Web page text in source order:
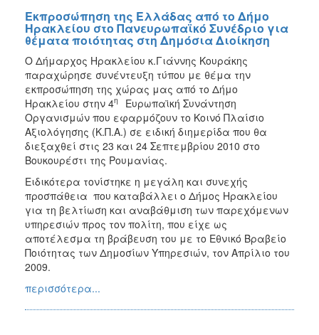
Εκπροσώπηση της Ελλάδας από το Δήμο
Ηρακλείου στο Πανευρωπαϊκό Συνέδριο για
θέματα ποιότητας στη Δημόσια Διοίκηση
Ο Δήμαρχος Ηρακλείου κ.Γιάννης Κουράκης
παραχώρησε συνέντευξη τύπου με θέμα την
εκπροσώπηση της χώρας μας από το Δήμο
Ηρακλείου στην 4η
Ευρωπαϊκή Συνάντηση
Οργανισμών που εφαρμόζουν το Κοινό Πλαίσιο
Αξιολόγησης (Κ.Π.Α.) σε ειδική διημερίδα που θα
διεξαχθεί στις 23 και 24 Σεπτεμβρίου 2010 στο
Βουκουρέστι της Ρουμανίας.
Ειδικότερα τονίστηκε η μεγάλη και συνεχής
προσπάθεια που καταβάλλει ο Δήμος Ηρακλείου
για τη βελτίωση και αναβάθμιση των παρεχόμενων
υπηρεσιών προς τον πολίτη, που είχε ως
αποτέλεσμα τη βράβευση του με το Εθνικό Βραβείο
Ποιότητας των Δημοσίων Υπηρεσιών, τον Απρίλιο του
2009.
περισσότερα...